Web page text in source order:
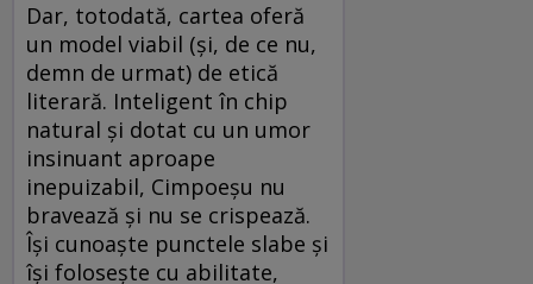
Dar, totodată, cartea oferă
un model viabil (și, de ce nu,
demn de urmat) de etică
literară. Inteligent în chip
natural și dotat cu un umor
insinuant aproape
inepuizabil, Cimpoeșu nu
bravează și nu se crispează.
Își cunoaște punctele slabe și
își folosește cu abilitate,